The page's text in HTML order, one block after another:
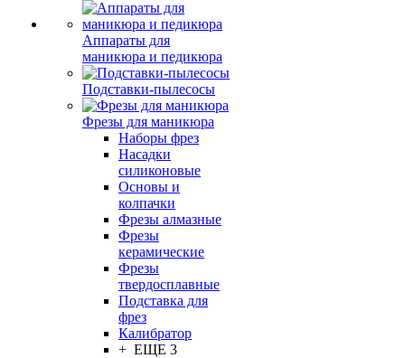
Аппараты для
маникюра и педикюра
Подставки-пылесосы
Фрезы для маникюра
Наборы фрез
Насадки
силиконовые
Основы и
колпачки
Фрезы алмазные
Фрезы
керамические
Фрезы
твердосплавные
Подставка для
фрез
Калибратор
+ ЕЩЕ 3